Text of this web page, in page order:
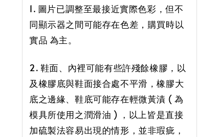
1. 圖片已調整至最接近實際色彩，但不
同顯示器之間可能存在色差，購買時以
實品 為主。
2. 鞋面、內裡可能有些許殘餘橡膠，以
及橡膠底與鞋面接合處不平滑，橡膠大
底之邊緣、鞋底可能存在輕微黃漬 ( 為
模具所使用之潤滑油 ) ，以上皆是直接
加硫製法容易出現的情形，並非瑕疵，